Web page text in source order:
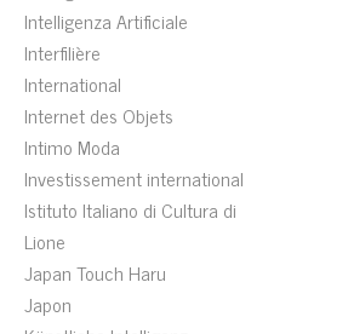
Intelligenza Artificiale
Interfilière
International
Internet des Objets
Intimo Moda
Investissement international
Istituto Italiano di Cultura di
Lione
Japan Touch Haru
Japon